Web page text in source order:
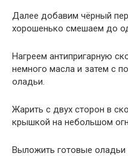
Далее добавим чёрный
хорошенько смешаем до
Нагреем антипригарную
немного масла и затем с
оладьи.
Жарить с двух сторон в
крышкой на небольшом
Выложить готовые оладьи